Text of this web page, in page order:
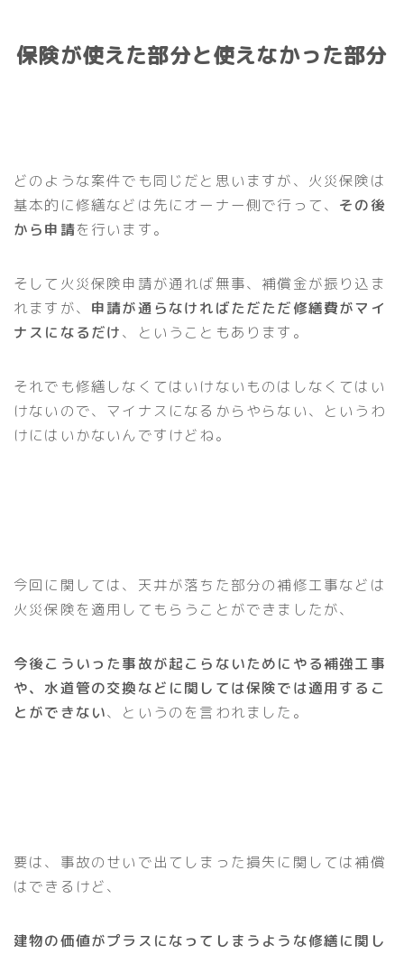
保険が使えた部分と使えなかった部分
どのような案件でも同じだと思いますが、火災保険は
基本的に修繕などは先にオーナー側で行って、 その後
から申請を行います。
そして火災保険申請が通れば無事、補償金が振り込ま
れますが、 申請が通らなければただただ修繕費がマイ
ナスになるだけ、ということもあります。
それでも修繕しなくてはいけないものはしなくてはい
けないので、マイナスになるからやらない、というわ
けにはいかないんですけどね。
今回に関しては、天井が落ちた部分の補修工事などは
火災保険を適用してもらうことができましたが、
今後こういった事故が起こらないためにやる補強工事
や、水道管の交換などに関しては保険では適用するこ
とができない、というのを言われました。
要は、事故のせいで出てしまった損失に関しては補償
はできるけど、
建物の価値がプラスになってしまうような修繕に関し